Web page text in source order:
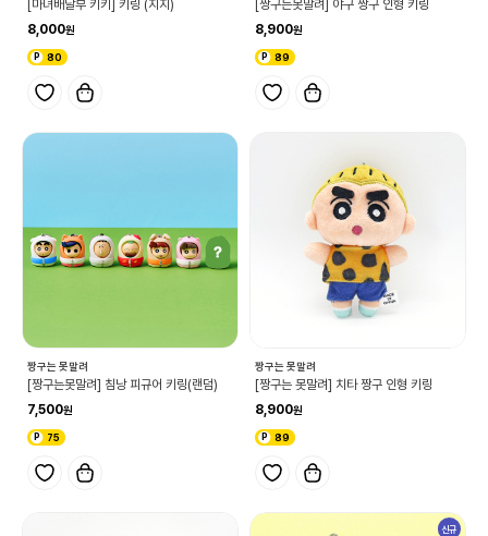
[마녀배달부 키키] 키링 (지지)
8,000
80
[짱구는못말려] 야구 짱구 인형 키링
8,900
89
짱구는 못말려
[짱구는못말려] 침낭 피규어 키링(랜덤)
7,500
75
짱구는 못말려
[짱구는 못말려] 치타 짱구 인형 키링
8,900
89
신규